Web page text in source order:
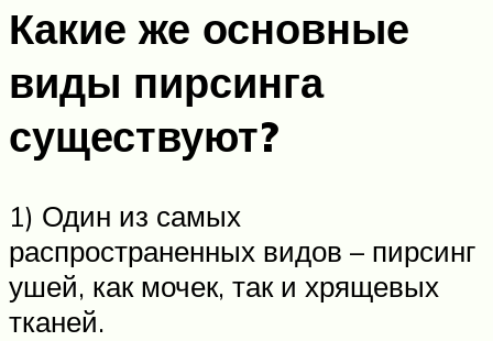
Какие же основные
виды пирсинга
существуют?
1) Один из самых
распространенных видов – пирсинг
ушей, как мочек, так и хрящевых
тканей.